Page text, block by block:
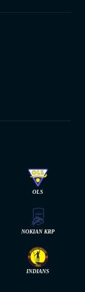
OLS
NOKIAN KRP
INDIANS